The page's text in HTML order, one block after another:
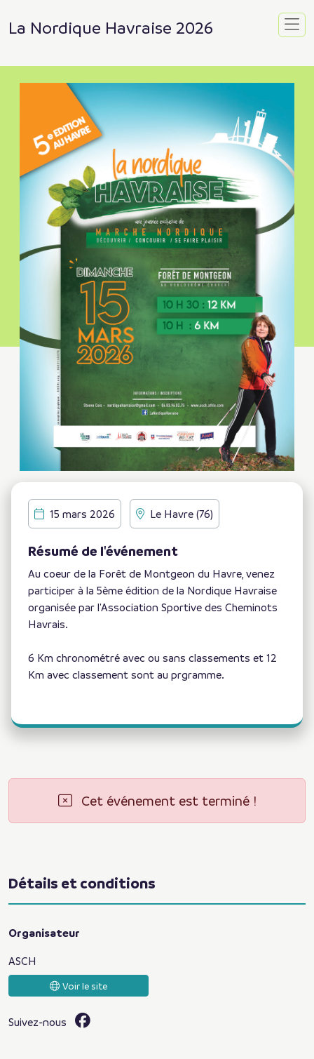
La Nordique Havraise 2026
15 mars 2026 Le Havre (76)
Résumé de l'événement
Au coeur de la Forêt de Montgeon du Havre, venez
participer à la 5ème édition de la Nordique Havraise
organisée par l'Association Sportive des Cheminots
Havrais.
6 Km chronométré avec ou sans classements et 12
Km avec classement sont au prgramme.
Cet événement est terminé !
Détails et conditions
Organisateur
ASCH
Voir le site
Suivez-nous